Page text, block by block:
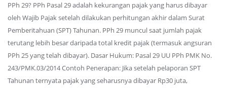
PPh 29? PPh Pasal 29 adalah kekurangan pajak yang harus dibayar
oleh Wajib Pajak setelah dilakukan perhitungan akhir dalam Surat
Pemberitahuan (SPT) Tahunan. PPh 29 muncul saat jumlah pajak
terutang lebih besar daripada total kredit pajak (termasuk angsuran
PPh 25 yang telah dibayar). Dasar Hukum: Pasal 29 UU PPh PMK No.
243/PMK.03/2014 Contoh Penerapan: Jika setelah pelaporan SPT
Tahunan ternyata pajak yang seharusnya dibayar Rp30 juta,